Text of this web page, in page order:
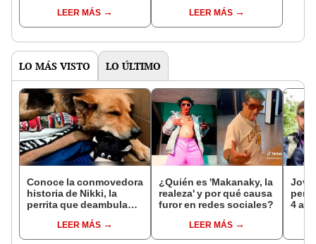
"Mi amor nació por la
gastronomía"
LEER MÁS
llegar a cobrar por 1.000
vistas
LEER MÁS
LO MÁS VISTO LO ÚLTIMO
Conoce la conmovedora
historia de Nikki, la
perrita que deambulaba
pelucheLEER MÁS
¿Quién es 'Makanaky, la
realeza' y por qué causa
furor en redes sociales?
LEER MÁS
4